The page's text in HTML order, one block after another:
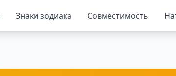
Знаки зодиака Совместимость